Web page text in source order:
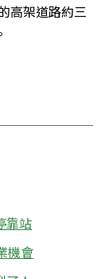
高架道路約三
靠站
機會